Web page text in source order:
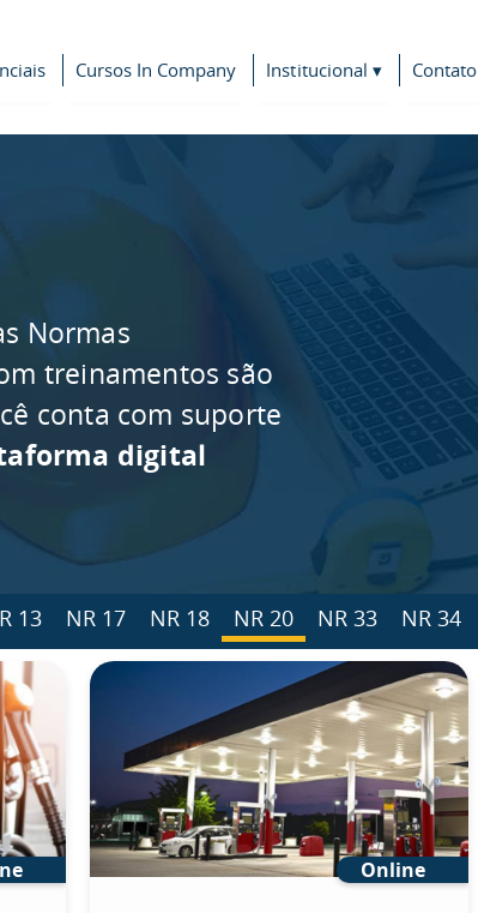
Cursos In Company Institucional ▾ Contato
Normas
treinamentos são
conta com suporte
digital
13 NR 17 NR 18 NR 20 NR 33 NR 34
Online